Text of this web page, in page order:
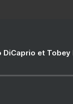
DiCaprio et